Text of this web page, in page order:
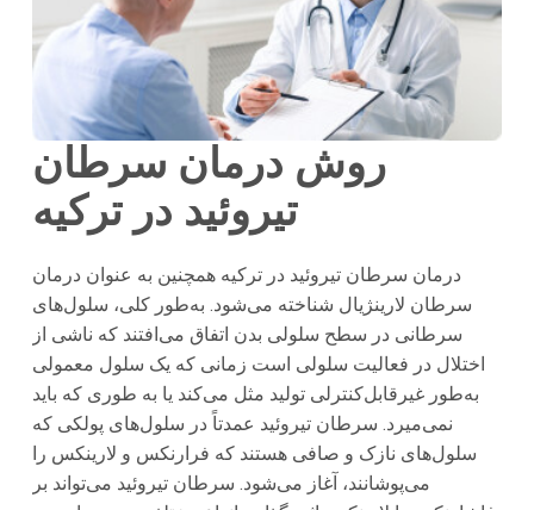
روش درمان سرطان
تیروئید در ترکیه
درمان سرطان تیروئید در ترکیه همچنین به عنوان درمان
سرطان لارینژیال شناخته می‌شود. به‌طور کلی، سلول‌های
سرطانی در سطح سلولی بدن اتفاق می‌افتند که ناشی از
اختلال در فعالیت سلولی است زمانی که یک سلول معمولی
به‌طور غیرقابل‌کنترلی تولید مثل می‌کند یا به طوری که باید
نمی‌میرد. سرطان تیروئید عمدتاً در سلول‌های پولکی که
سلول‌های نازک و صافی هستند که فرارنکس و لارینکس را
می‌پوشانند، آغاز می‌شود. سرطان تیروئید می‌تواند بر